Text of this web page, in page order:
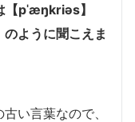
pˈæŋkriəs】
ように聞こえま
い言葉なので、